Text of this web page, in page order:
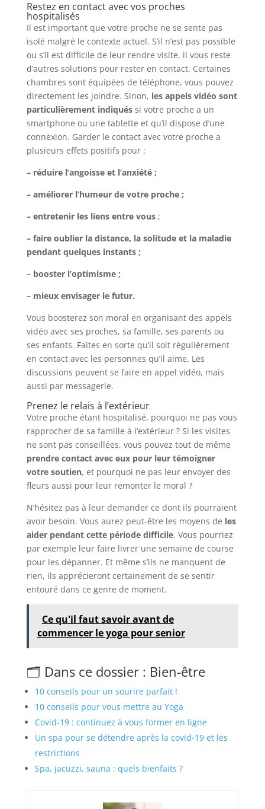
Restez en contact avec vos proches
hospitalisés
Il est important que votre proche ne se sente pas
isolé malgré le contexte actuel. S’il n’est pas possible
ou s’il est difficile de leur rendre visite, il vous reste
d’autres solutions pour rester en contact. Certaines
chambres sont équipées de téléphone, vous pouvez
directement les joindre. Sinon, les appels vidéo sont
particulièrement indiquéssi votre proche a un
smartphone ou une tablette et qu’il dispose d’une
connexion. Garder le contact avec votre proche a
plusieurs effets positifs pour :
– réduire l’angoisse et l’anxiété ;
– améliorer l’humeur de votre proche ;
– entretenir les liens entre vous;
– faire oublier la distance, la solitude et la maladie
pendant quelques instants ;
– booster l’optimisme ;
– mieux envisager le futur.
Vous boosterez son moral en organisant des appels
vidéo avec ses proches, sa famille, ses parents ou
ses enfants. Faites en sorte qu’il soit régulièrement
en contact avec les personnes qu’il aime. Les
discussions peuvent se faire en appel vidéo, mais
aussi par messagerie.
Prenez le relais à l’extérieur
Votre proche étant hospitalisé, pourquoi ne pas vous
rapprocher de sa famille à l’extérieur ? Si les visites
ne sont pas conseillées, vous pouvez tout de même
prendre contact avec eux pour leur témoigner
votre soutien, et pourquoi ne pas leur envoyer des
fleurs aussi pour leur remonter le moral ?
N’hésitez pas à leur demander ce dont ils pourraient
avoir besoin. Vous aurez peut-être les moyens de les
aider pendant cette période difficile. Vous pourriez
par exemple leur faire livrer une semaine de course
pour les dépanner. Et même s’ils ne manquent de
rien, ils apprécieront certainement de se sentir
entouré dans ce genre de moment.
Ce qu'il faut savoir avant de
commencer le yoga pour senior
🗂️ Dans ce dossier : Bien-être
10 conseils pour un sourire parfait !
10 conseils pour vous mettre au Yoga
Covid-19 : continuez à vous former en ligne
Un spa pour se détendre après la covid-19 et les
restrictions
Spa, jacuzzi, sauna : quels bienfaits ?